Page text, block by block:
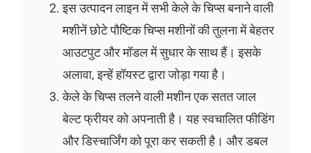
इस उत्पादन लाइन में सभी केले के चिप्स बनाने वाली
मशीनें छोटे पौष्टिक चिप्स मशीनों की तुलना में बेहतर
आउटपुट और मॉडल में सुधार के साथ हैं। इसके
अलावा, इन्हें हॉयस्ट द्वारा जोड़ा गया है।
केले के चिप्स तलने वाली मशीन एक सतत जाल
बेल्ट फ्रीयर को अपनाती है। यह स्वचालित फीडिंग
और डिस्चार्जिंग को पूरा कर सकती है। और डबल